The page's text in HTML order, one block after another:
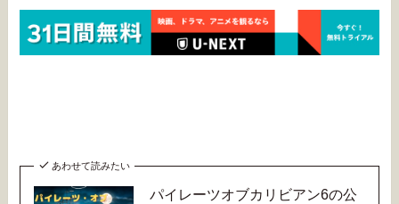
あわせて読みたい
パイレーツオブカリビアン6の公